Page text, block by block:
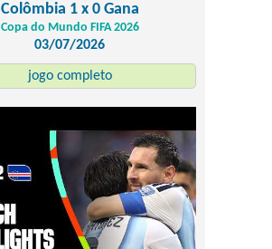
Colômbia 1 x 0 Gana
Copa do Mundo FIFA 2026
03/07/2026
jogo completo